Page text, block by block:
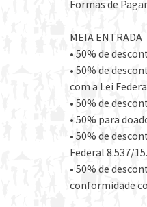
Formas de
MEIA ENTRADA
• 50% de
• 50% de
com a Lei
• 50% de
• 50% para
• 50% de
Federal 8.537/15.
• 50% de
conformidade